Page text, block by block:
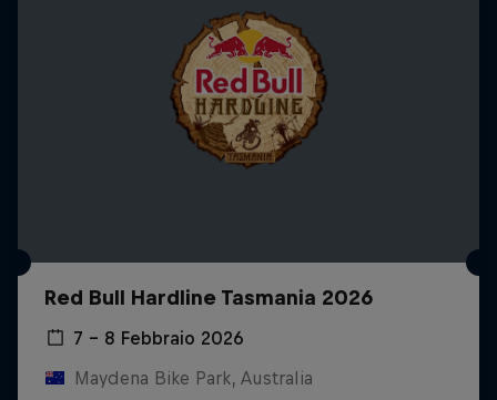
Red Bull Hardline Tasmania 2026
7 – 8 Febbraio 2026
Maydena Bike Park, Australia